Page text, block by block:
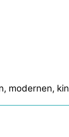
modernen,